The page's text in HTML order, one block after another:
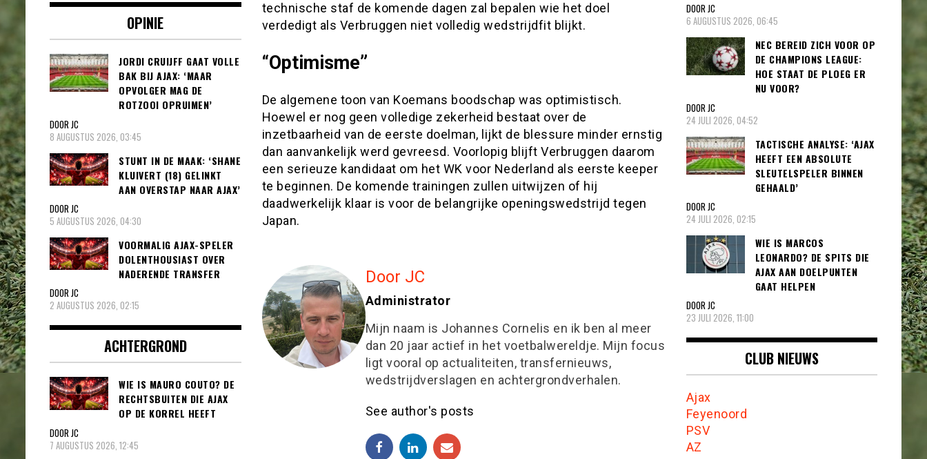
technische staf de komende dagen zal bepalen wie het doel
verdedigt als Verbruggen niet volledig wedstrijdfit blijkt.
“Optimisme”
De algemene toon van Koemans boodschap was optimistisch.
Hoewel er nog geen volledige zekerheid bestaat over de
inzetbaarheid van de eerste doelman, lijkt de blessure minder ernstig
dan aanvankelijk werd gevreesd. Voorlopig blijft Verbruggen daarom
een serieuze kandidaat om het WK voor Nederland als eerste keeper
te beginnen. De komende trainingen zullen uitwijzen of hij
daadwerkelijk klaar is voor de belangrijke openingswedstrijd tegen
Japan.
Door JC
Administrator
Mijn naam is Johannes Cornelis en ik ben al meer
dan 20 jaar actief in het voetbalwereldje. Mijn focus
ligt vooral op actualiteiten, transfernieuws,
wedstrijdverslagen en achtergrondverhalen.
See author's posts
OPINIE
JORDI CRUIJFF GAAT VOLLE
BAK BIJ AJAX: ‘MAAR
OPVOLGER MAG DE
ROTZOOI OPRUIMEN’
DOOR JC
8 AUGUSTUS 2026, 03:45
STUNT IN DE MAAK: ‘SHANE
KLUIVERT (18) GELINKT
AAN OVERSTAP NAAR AJAX’
DOOR JC
5 AUGUSTUS 2026, 04:30
VOORMALIG AJAX-SPELER
DOLENTHOUSIAST OVER
NADERENDE TRANSFER
DOOR JC
2 AUGUSTUS 2026, 02:15
ACHTERGROND
WIE IS MAURO COUTO? DE
RECHTSBUITEN DIE AJAX
OP DE KORREL HEEFT
DOOR JC
7 AUGUSTUS 2026, 12:45
DOOR JC
6 AUGUSTUS 2026, 06:45
NEC BEREID ZICH VOOR OP
DE CHAMPIONS LEAGUE:
HOE STAAT DE PLOEG ER
NU VOOR?
DOOR JC
24 JULI 2026, 04:52
TACTISCHE ANALYSE: ‘AJAX
HEEFT EEN ABSOLUTE
SLEUTELSPELER BINNEN
GEHAALD’
DOOR JC
24 JULI 2026, 02:15
WIE IS MARCOS
LEONARDO? DE SPITS DIE
AJAX AAN DOELPUNTEN
GAAT HELPEN
DOOR JC
23 JULI 2026, 11:00
CLUB NIEUWS
Ajax
Feyenoord
PSV
AZ